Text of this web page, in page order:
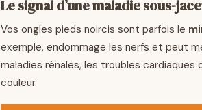
Le signal d’une maladie sous-
Vos ongles pieds noircis sont parfois le
exemple, endommage les nerfs et peut
maladies rénales, les troubles
couleur.